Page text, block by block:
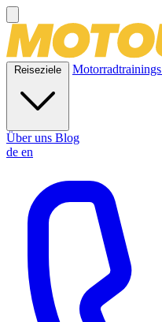
Reiseziele Motorradtrainings
Über uns Blog
de en